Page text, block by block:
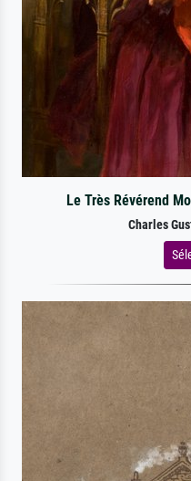
Le Très Révérend
Charles